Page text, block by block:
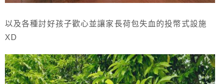
以及各種討好孩子歡心並讓家長荷包失血的投幣式設施
XD